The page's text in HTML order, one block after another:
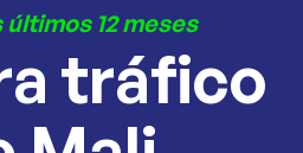
12 meses
tráfico